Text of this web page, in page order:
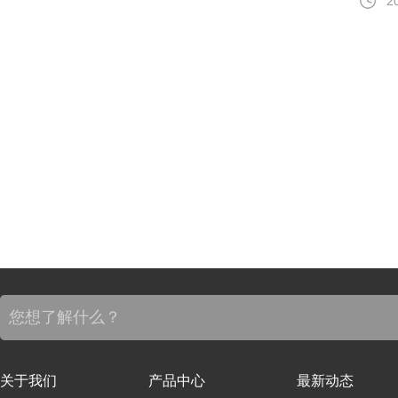
关于我们 产品中心 最新动态